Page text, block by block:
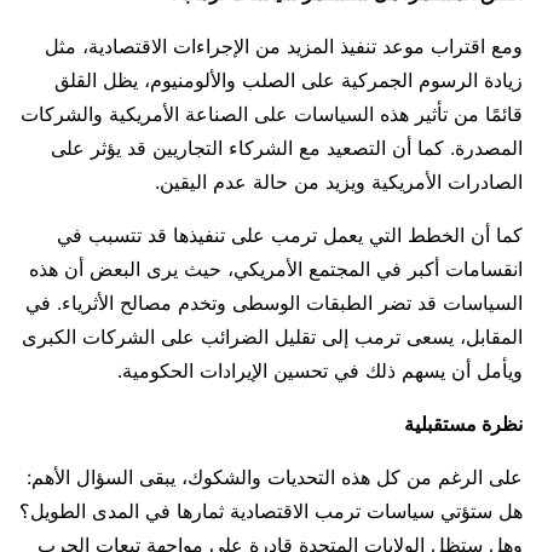
ومع اقتراب موعد تنفيذ المزيد من الإجراءات الاقتصادية، مثل
زيادة الرسوم الجمركية على الصلب والألومنيوم، يظل القلق
قائمًا من تأثير هذه السياسات على الصناعة الأمريكية والشركات
المصدرة. كما أن التصعيد مع الشركاء التجاريين قد يؤثر على
الصادرات الأمريكية ويزيد من حالة عدم اليقين.
كما أن الخطط التي يعمل ترمب على تنفيذها قد تتسبب في
انقسامات أكبر في المجتمع الأمريكي، حيث يرى البعض أن هذه
السياسات قد تضر الطبقات الوسطى وتخدم مصالح الأثرياء. في
المقابل، يسعى ترمب إلى تقليل الضرائب على الشركات الكبرى
ويأمل أن يسهم ذلك في تحسين الإيرادات الحكومية.
نظرة مستقبلية
على الرغم من كل هذه التحديات والشكوك، يبقى السؤال الأهم:
هل ستؤتي سياسات ترمب الاقتصادية ثمارها في المدى الطويل؟
وهل ستظل الولايات المتحدة قادرة على مواجهة تبعات الحرب